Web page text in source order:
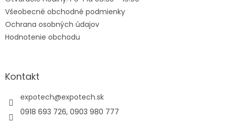
Všeobecné obchodné podmienky
Ochrana osobných údajov
Hodnotenie obchodu
Kontakt
expotech@expotech.sk
0918 693 726, 0903 980 777